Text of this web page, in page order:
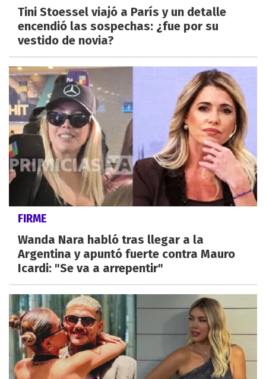
Tini Stoessel viajó a París y un detalle
encendió las sospechas: ¿fue por su
vestido de novia?
FIRME
Wanda Nara habló tras llegar a la
Argentina y apuntó fuerte contra Mauro
Icardi: "Se va a arrepentir"